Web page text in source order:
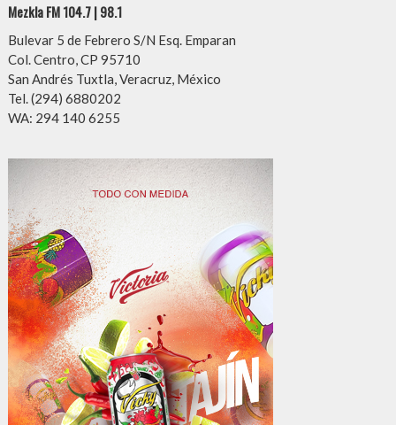
Mezkla FM 104.7 | 98.1
Bulevar 5 de Febrero S/N Esq. Emparan
Col. Centro, CP 95710
San Andrés Tuxtla, Veracruz, México
Tel. (294) 6880202
WA: 294 140 6255